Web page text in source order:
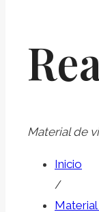
Material de
Inicio
/